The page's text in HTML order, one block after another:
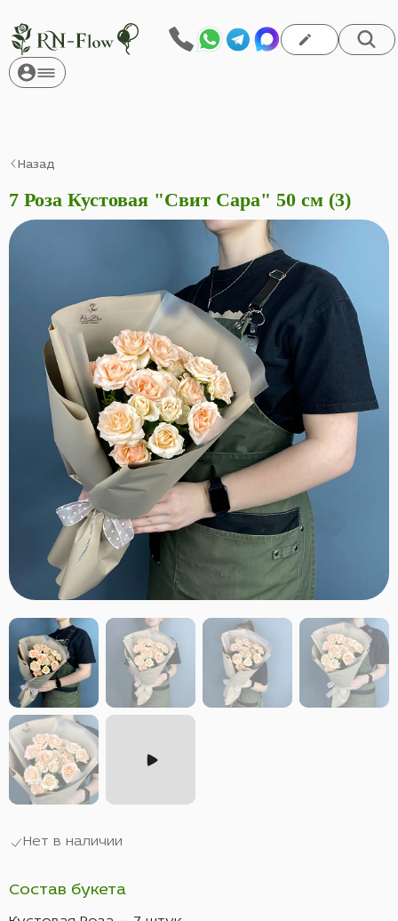
Назад
7 Роза Кустовая "Свит Сара" 50 см (3)
Нет в наличии
Состав букета